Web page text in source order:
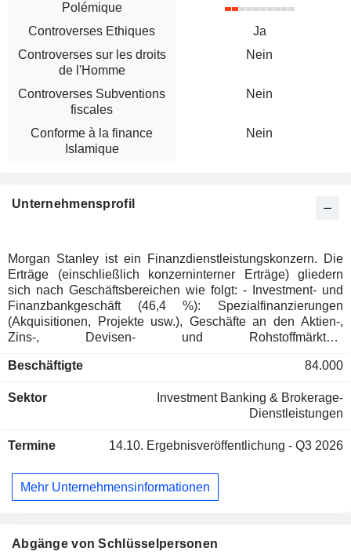
Polémique
Controverses Ethiques
Ja
Controverses sur les droits
de l'Homme
Nein
Controverses Subventions
fiscales
Nein
Conforme à la finance
Islamique
Nein
Unternehmensprofil
Morgan Stanley ist ein Finanzdienstleistungskonzern. Die
Erträge (einschließlich konzerninterner Erträge) gliedern
sich nach Geschäftsbereichen wie folgt: - Investment- und
Finanzbankgeschäft (46,4 %): Spezialfinanzierungen
(Akquisitionen, Projekte usw.), Geschäfte an den Aktien-,
Zins-, Devisen- und Rohstoffmärkten,
Übernahmen usw.; - Vermögensverwaltung (44,5 %); -
Mrd. USD verwaltete Vermögenswerte zum Jahresende
Osten/Afrika (11,8 %).
Beschäftigte 84.000
Sektor
Investment Banking & Brokerage-
Dienstleistungen
Termine 14.10. Ergebnisveröffentlichung - Q3 2026
Mehr Unternehmensinformationen
Abgänge von Schlüsselpersonen